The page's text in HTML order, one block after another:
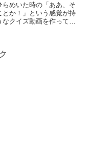
らめいた時の「ああ、そ
とか！」という感覚が持
クイズ動画を作ってみ